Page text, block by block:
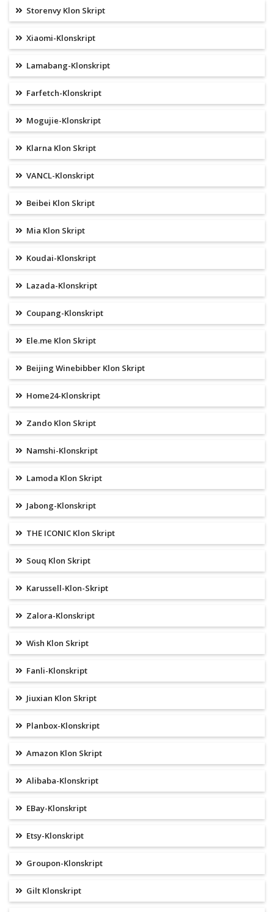
Storenvy Klon Skript
Xiaomi-Klonskript
Lamabang-Klonskript
Farfetch-Klonskript
Mogujie-Klonskript
Klarna Klon Skript
VANCL-Klonskript
Beibei Klon Skript
Mia Klon Skript
Koudai-Klonskript
Lazada-Klonskript
Coupang-Klonskript
Ele.me Klon Skript
Beijing Winebibber Klon Skript
Home24-Klonskript
Zando Klon Skript
Namshi-Klonskript
Lamoda Klon Skript
Jabong-Klonskript
THE ICONIC Klon Skript
Souq Klon Skript
Karussell-Klon-Skript
Zalora-Klonskript
Wish Klon Skript
Fanli-Klonskript
Jiuxian Klon Skript
Planbox-Klonskript
Amazon Klon Skript
Alibaba-Klonskript
EBay-Klonskript
Etsy-Klonskript
Groupon-Klonskript
Gilt Klonskript